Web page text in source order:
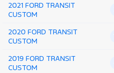
2021 FORD TRANSIT
CUSTOM
2020 FORD TRANSIT
CUSTOM
2019 FORD TRANSIT
CUSTOM